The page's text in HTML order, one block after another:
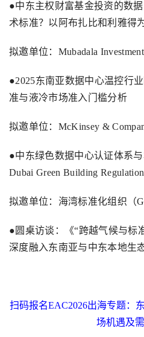
●中东主权财富基金投资的数
术标准？以阿布扎比和利雅得
拟邀单位： Mubadala
●2025东南亚数据中心温控行
准与液冷市场准入门槛分析
拟邀单位： McKinsey &
●中东绿色数据中心认证体系与
Dubai Green Building
拟邀单位：海湾标准化组织（
●圆桌访谈：《“跨越气候与标
深度融入东南亚与中东本地生态
扫码报名EAC2026出海专题：
场机遇及